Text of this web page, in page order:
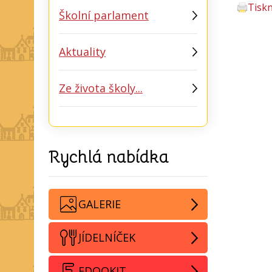
Školní parlament
Aktuality
Ze života školy...
Rychlá nabídka
GALERIE
JÍDELNÍČEK